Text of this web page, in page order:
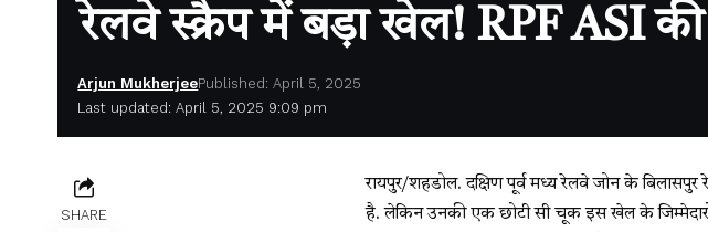
रेलवे स्क्रैप में बड़ा खेल! RPF ASI
Last updated: April 5, 2025 9:09 pm
Arjun MukherjeePublished: April 5, 2025
SHARE
रायपुर/शहडोल. दक्षिण पूर्व मध्य रेलवे जोन के
है. लेकिन उनकी एक छोटी सी चूक इस खेल के